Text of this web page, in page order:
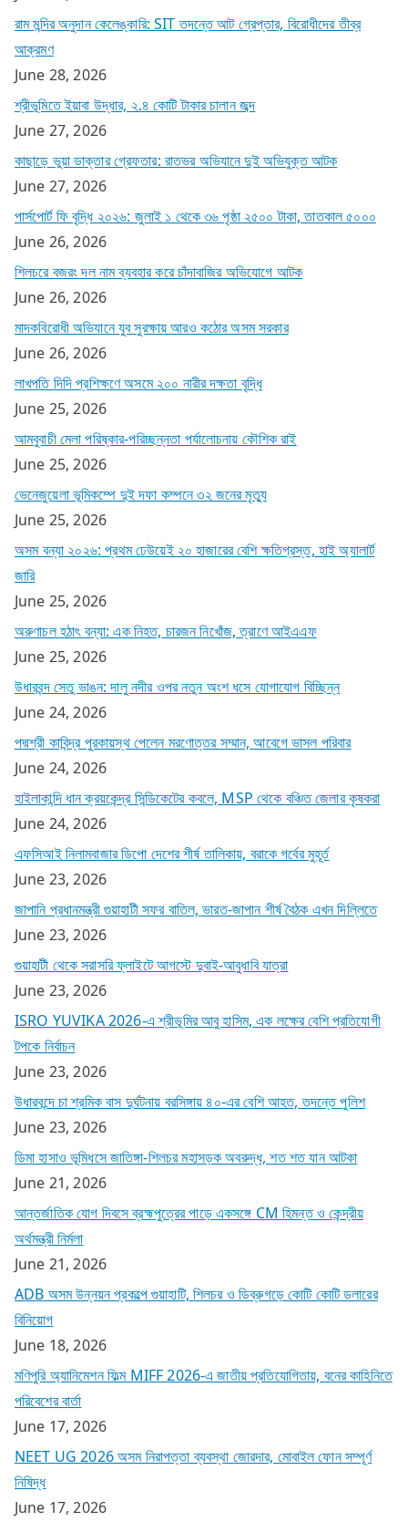
রাম মন্দির অনুদান কেলেঙ্কারি: SIT তদন্তে আট গ্রেপ্তার, বিরোধীদের তীব্র
আক্রমণ
June 28, 2026
শ্রীভূমিতে ইয়াবা উদ্ধার, ২.৪ কোটি টাকার চালান জব্দ
June 27, 2026
কাছাড়ে ভুয়া ডাক্তার গ্রেফতার: রাতভর অভিযানে দুই অভিযুক্ত আটক
June 27, 2026
পার্সপোর্ট ফি বৃদ্ধি ২০২৬: জুলাই ১ থেকে ৩৬ পৃষ্ঠা ২৫০০ টাকা, তাতকাল ৫০০০
June 26, 2026
শিলচরে বজরং দল নাম ব্যবহার করে চাঁদাবাজির অভিযোগে আটক
June 26, 2026
মাদকবিরোধী অভিযানে যুব সুরক্ষায় আরও কঠোর অসম সরকার
June 26, 2026
লাখপতি দিদি প্রশিক্ষণে অসমে ২০০ নারীর দক্ষতা বৃদ্ধি
June 25, 2026
আমবুবাচী মেলা পরিষ্কার-পরিচ্ছন্নতা পর্যালোচনায় কৌশিক রাই
June 25, 2026
ভেনেজুয়েলা ভূমিকম্পে দুই দফা কম্পনে ৩২ জনের মৃত্যু
June 25, 2026
অসম বন্যা ২০২৬: প্রথম ঢেউয়েই ২০ হাজারের বেশি ক্ষতিগ্রস্ত, হাই অ্যালার্ট
জারি
June 25, 2026
অরুণাচল হঠাৎ বন্যা: এক নিহত, চারজন নিখোঁজ, ত্রাণে আইএএফ
June 25, 2026
উধারবন্দ সেতু ভাঙন: দালু নদীর ওপর নতুন অংশ ধসে যোগাযোগ বিচ্ছিন্ন
June 24, 2026
পদ্মশ্রী কাবিন্দ্র পুরকায়স্থ পেলেন মরণোত্তর সম্মান, আবেগে ভাসল পরিবার
June 24, 2026
হাইলাকান্দি ধান ক্রয়কেন্দ্র সিন্ডিকেটের কবলে, MSP থেকে বঞ্চিত জেলার কৃষকরা
June 24, 2026
এফসিআই নিলামবাজার ডিপো দেশের শীর্ষ তালিকায়, বরাকে গর্বের মুহূর্ত
June 23, 2026
জাপানি প্রধানমন্ত্রী গুয়াহাটী সফর বাতিল, ভারত-জাপান শীর্ষ বৈঠক এখন দিল্লিতে
June 23, 2026
গুয়াহাটী থেকে সরাসরি ফ্লাইটে আগস্টে দুবাই-আবুধাবি যাত্রা
June 23, 2026
ISRO YUVIKA 2026-এ শ্রীভূমির আবু হাসিম, এক লক্ষের বেশি প্রতিযোগী
টপকে নির্বাচন
June 23, 2026
উধারবন্দে চা শ্রমিক বাস দুর্ঘটনায় বরসিঙ্গায় ৪০-এর বেশি আহত, তদন্তে পুলিশ
June 23, 2026
ডিমা হাসাও ভূমিধসে জাতিঙ্গা-শিলচর মহাসড়ক অবরুদ্ধ, শত শত যান আটকা
June 21, 2026
আন্তর্জাতিক যোগ দিবসে ব্রহ্মপুত্রের পাড়ে একসঙ্গে CM হিমন্ত ও কেন্দ্রীয়
অর্থমন্ত্রী নির্মলা
June 21, 2026
ADB অসম উন্নয়ন প্রকল্পে গুয়াহাটি, শিলচর ও ডিব্রুগড়ে কোটি কোটি ডলারের
বিনিয়োগ
June 18, 2026
মণিপুরি অ্যানিমেশন ফিল্ম MIFF 2026-এ জাতীয় প্রতিযোগিতায়, বনের কাহিনিতে
পরিবেশের বার্তা
June 17, 2026
NEET UG 2026 অসম নিরাপত্তা ব্যবস্থা জোরদার, মোবাইল ফোন সম্পূর্ণ
নিষিদ্ধ
June 17, 2026